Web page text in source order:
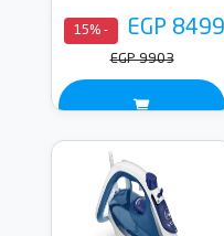
EGP 8499
- 15%
EGP 9903